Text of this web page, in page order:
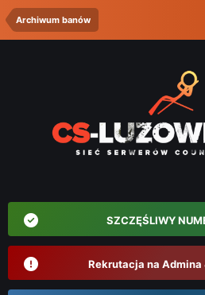
Archiwum banów
SZCZĘŚLIWY
Rekrutacja na Admina